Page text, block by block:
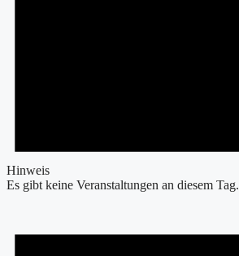
Hinweis
Es gibt keine Veranstaltungen an diesem Tag.